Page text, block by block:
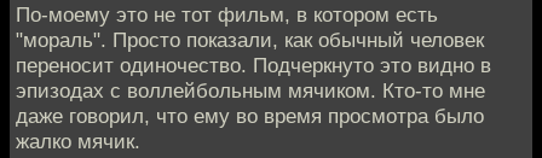
По-моему это не тот фильм, в котором есть
"мораль". Просто показали, как обычный человек
переносит одиночество. Подчеркнуто это видно в
эпизодах с воллейбольным мячиком. Кто-то мне
даже говорил, что ему во время просмотра было
жалко мячик.